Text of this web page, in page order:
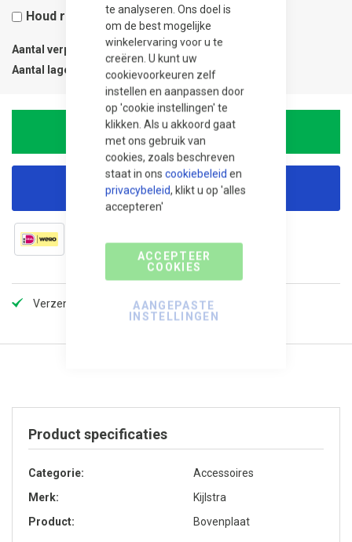
te analyseren. Ons doel is
om de best mogelijke
winkelervaring voor u te
creëren. U kunt uw
cookievoorkeuren zelf
instellen en aanpassen door
op 'cookie instellingen' te
klikken. Als u akkoord gaat
met ons gebruik van
cookies, zoals beschreven
staat in ons cookiebeleid en
privacybeleid, klikt u op 'alles
accepteren'
ACCEPTEER
COOKIES
AANGEPASTE
INSTELLINGEN
Houd rekening met 5% snijverlies
Aantal verpakkingen 1
Aantal lagen
In Winkelwagen
Korting aanvragen
Verzendkosten slechts €5,99, gratis vanaf 100,-!
Product specificaties
Categorie
Accessoires
Merk
Kijlstra
Product
Bovenplaat